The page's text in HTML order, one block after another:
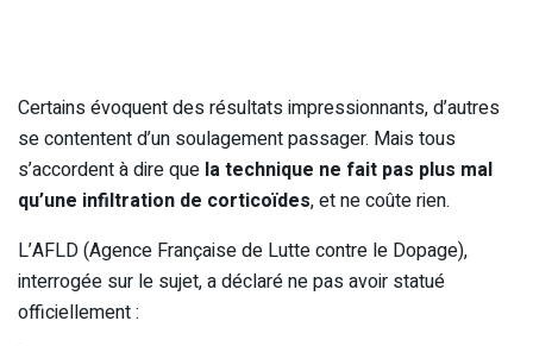
Certains évoquent des résultats impressionnants, d’autres
se contentent d’un soulagement passager. Mais tous
s’accordent à dire que la technique ne fait pas plus mal
qu’une infiltration de corticoïdes, et ne coûte rien.
L’AFLD (Agence Française de Lutte contre le Dopage),
interrogée sur le sujet, a déclaré ne pas avoir statué
officiellement :